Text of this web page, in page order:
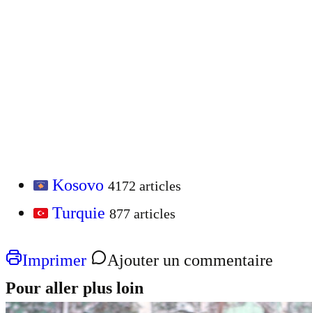
Kosovo 4172 articles
Turquie 877 articles
Imprimer
Ajouter un commentaire
Pour aller plus loin